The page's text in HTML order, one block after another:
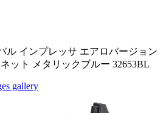
ル インプレッサ エアロバージョン
ット メタリックブルー 32653BL
gallery